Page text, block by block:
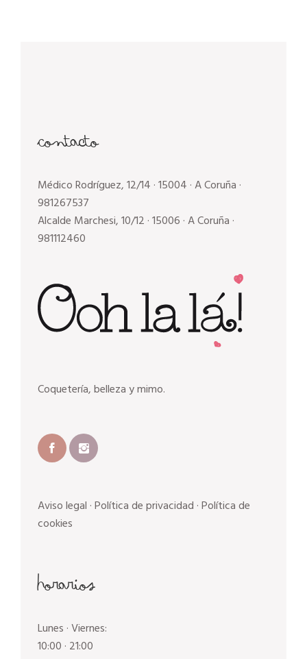
Contacto
Médico Rodríguez, 12/14 · 15004 · A Coruña ·
981267537
Alcalde Marchesi, 10/12 · 15006 · A Coruña ·
981112460
Coquetería, belleza y mimo.
Aviso legal ·Política de privacidad ·Política de
cookies
Horarios
Lunes · Viernes:
10:00 · 21:00